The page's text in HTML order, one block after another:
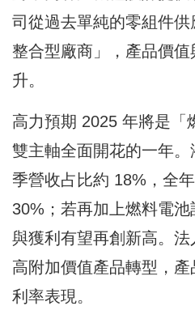
司從過去單純的零組件
整合型廠商」，產品價
升。
高力預期 2025 年將是「
雙主軸全面開花的一年
季營收占比約 18%，全
30%；若再加上燃料電
與獲利有望再創新高。
高附加價值產品轉型，
利率表現。